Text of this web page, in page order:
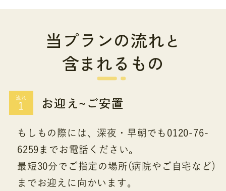
当プランの流れと
含まれるもの
流れ お迎え~ご安置
もしもの際には、深夜・早朝でも0120-76-
6259までお電話ください。
最短30分でご指定の場所(病院やご自宅など)
までお迎えに向かいます。